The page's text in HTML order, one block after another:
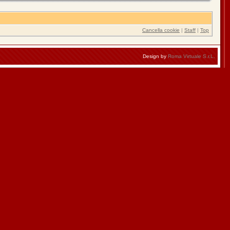
Cancella cookie | Staff | Top
Design by Roma Virtuale S.r.L.